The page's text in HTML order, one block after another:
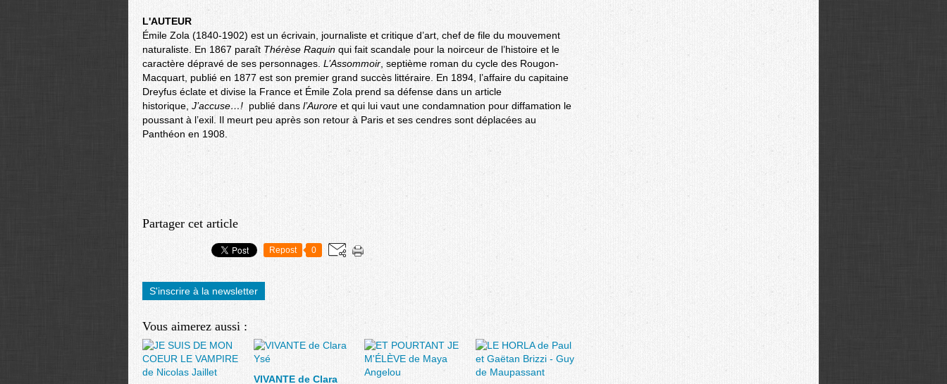
L'AUTEUR
Émile Zola (1840-1902) est un écrivain, journaliste et critique d’art, chef de file du mouvement
naturaliste. En 1867 paraît Thérèse Raquin qui fait scandale pour la noirceur de l’histoire et le
caractère dépravé de ses personnages. L’Assommoir , septième roman du cycle des Rougon-
Macquart, publié en 1877 est son premier grand succès littéraire. En 1894, l’affaire du capitaine
Dreyfus éclate et divise la France et Émile Zola prend sa défense dans un article
historique, J’accuse…! publié dans l’Aurore et qui lui vaut une condamnation pour diffamation le
poussant à l’exil. Il meurt peu après son retour à Paris et ses cendres sont déplacées au
Panthéon en 1908.
Partager cet article
Repost 0
S'inscrire à la newsletter
Vous aimerez aussi :
VIVANTE de Clara